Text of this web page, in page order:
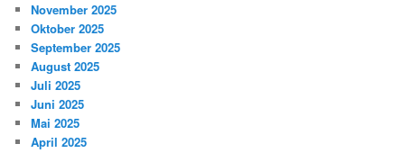
November 2025
Oktober 2025
September 2025
August 2025
Juli 2025
Juni 2025
Mai 2025
April 2025